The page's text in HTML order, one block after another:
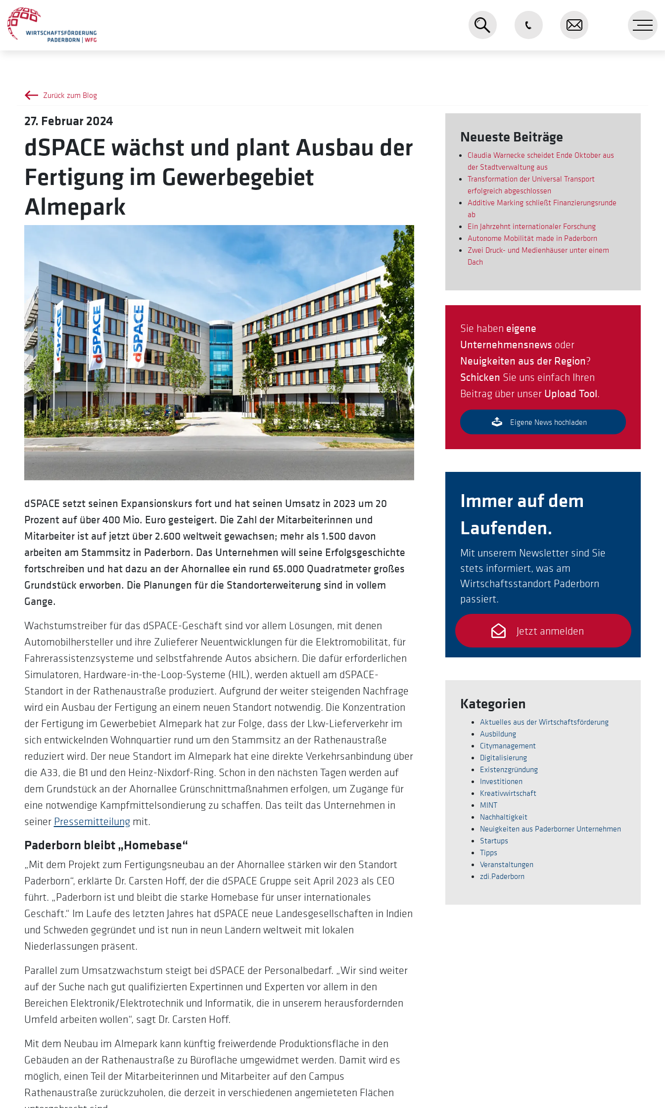
Zurück zum Blog
27. Februar 2024
dSPACE wächst und plant Ausbau der
Fertigung im Gewerbegebiet
Almepark
dSPACE setzt seinen Expansionskurs fort und hat seinen Umsatz in 2023 um 20
Prozent auf über 400 Mio. Euro gesteigert. Die Zahl der Mitarbeiterinnen und
Mitarbeiter ist auf jetzt über 2.600 weltweit gewachsen; mehr als 1.500 davon
arbeiten am Stammsitz in Paderborn. Das Unternehmen will seine Erfolgsgeschichte
fortschreiben und hat dazu an der Ahornallee ein rund 65.000 Quadratmeter großes
Grundstück erworben. Die Planungen für die Standorterweiterung sind in vollem
Gange.
Wachstumstreiber für das dSPACE-Geschäft sind vor allem Lösungen, mit denen
Automobilhersteller und ihre Zulieferer Neuentwicklungen für die Elektromobilität, für
Fahrerassistenzsysteme und selbstfahrende Autos absichern. Die dafür erforderlichen
Simulatoren, Hardware-in-the-Loop-Systeme (HIL), werden aktuell am dSPACE-
Standort in der Rathenaustraße produziert. Aufgrund der weiter steigenden Nachfrage
wird ein Ausbau der Fertigung an einem neuen Standort notwendig. Die Konzentration
der Fertigung im Gewerbebiet Almepark hat zur Folge, dass der Lkw-Lieferverkehr im
sich entwickelnden Wohnquartier rund um den Stammsitz an der Rathenaustraße
reduziert wird. Der neue Standort im Almepark hat eine direkte Verkehrsanbindung über
die A33, die B1 und den Heinz-Nixdorf-Ring. Schon in den nächsten Tagen werden auf
dem Grundstück an der Ahornallee Grünschnittmaßnahmen erfolgen, um Zugänge für
eine notwendige Kampfmittelsondierung zu schaffen. Das teilt das Unternehmen in
seiner Pressemitteilungmit.
Paderborn bleibt „Homebase“
„Mit dem Projekt zum Fertigungsneubau an der Ahornallee stärken wir den Standort
Paderborn“, erklärte Dr. Carsten Hoff, der die dSPACE Gruppe seit April 2023 als CEO
führt. „Paderborn ist und bleibt die starke Homebase für unser internationales
Geschäft.“ Im Laufe des letzten Jahres hat dSPACE neue Landesgesellschaften in Indien
und Schweden gegründet und ist nun in neun Ländern weltweit mit lokalen
Niederlassungen präsent.
Parallel zum Umsatzwachstum steigt bei dSPACE der Personalbedarf. „Wir sind weiter
auf der Suche nach gut qualifizierten Expertinnen und Experten vor allem in den
Bereichen Elektronik/Elektrotechnik und Informatik, die in unserem herausfordernden
Umfeld arbeiten wollen“, sagt Dr. Carsten Hoff.
Mit dem Neubau im Almepark kann künftig freiwerdende Produktionsfläche in den
Gebäuden an der Rathenaustraße zu Bürofläche umgewidmet werden. Damit wird es
möglich, einen Teil der Mitarbeiterinnen und Mitarbeiter auf den Campus
Rathenaustraße zurückzuholen, die derzeit in verschiedenen angemieteten Flächen
Neueste Beiträge
Claudia Warnecke scheidet Ende Oktober aus
der Stadtverwaltung aus
Transformation der Universal Transport
erfolgreich abgeschlossen
Additive Marking schließt Finanzierungsrunde
ab
Ein Jahrzehnt internationaler Forschung
Autonome Mobilität made in Paderborn
Zwei Druck- und Medienhäuser unter einem
Dach
Sie haben eigene
Unternehmensnews oder
Neuigkeiten aus der Region?
Schicken Sie uns einfach Ihren
Beitrag über unser Upload Tool.
Eigene News hochladen
Immer auf dem
Laufenden.
Mit unserem Newsletter sind Sie
stets informiert, was am
Wirtschaftsstandort Paderborn
passiert.
Jetzt anmelden
Kategorien
Aktuelles aus der Wirtschaftsförderung
Ausbildung
Citymanagement
Digitalisierung
Existenzgründung
Investitionen
Kreativwirtschaft
MINT
Nachhaltigkeit
Neuigkeiten aus Paderborner Unternehmen
Startups
Tipps
Veranstaltungen
zdi.Paderborn